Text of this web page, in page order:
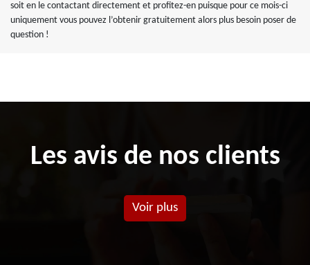
soit en le contactant directement et profitez-en puisque pour ce mois-ci
uniquement vous pouvez l’obtenir gratuitement alors plus besoin poser de
question !
Les avis de nos clients
Voir plus